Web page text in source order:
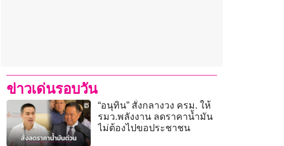
ข่าวเด่นรอบวัน
“อนุทิน” สั่งกลางวง ครม. ให้
รมว.พลังงาน ลดราคาน้ำมัน
ไม่ต้องไปขอประชาชน